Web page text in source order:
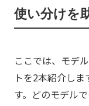
使い分けを
ここでは、モデ
トを2本紹介し
す。どのモデル